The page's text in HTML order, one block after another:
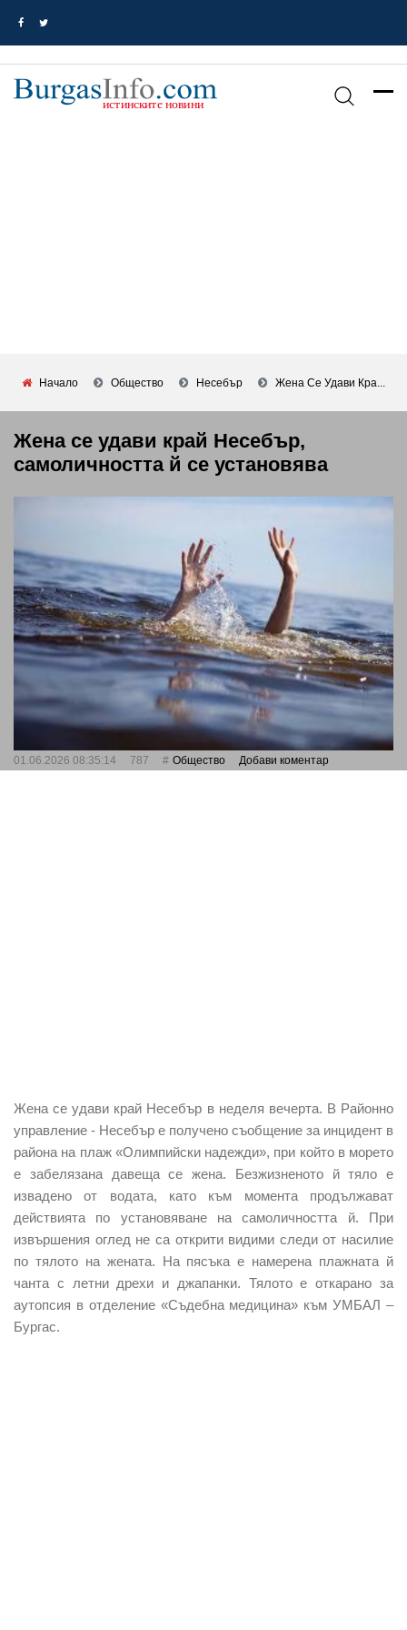
Начало Общество Несебър Жена Се Удави Кра...
Жена се удави край Несебър,
самоличността й се установява
01.06.2026 08:35:14 787 Общество Добави коментар
Жена се удави край Несебър в неделя вечерта. В Районно
управление - Несебър е получено съобщение за инцидент в
района на плаж «Олимпийски надежди», при който в морето
е забелязана давеща се жена. Безжизненото й тяло е
извадено от водата, като към момента продължават
действията по установяване на самоличността й. При
извършения оглед не са открити видими следи от насилие
по тялото на жената. На пясъка е намерена плажната й
чанта с летни дрехи и джапанки. Тялото е откарано за
аутопсия в отделение «Съдебна медицина» към УМБАЛ –
Бургас.